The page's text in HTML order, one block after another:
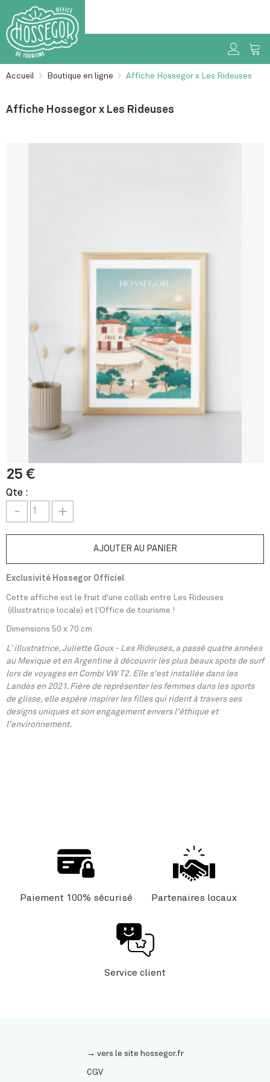
Accueil > Boutique en ligne > Affiche Hossegor x Les Rideuses
Affiche Hossegor x Les Rideuses
25 €
Qte :
- +
Exclusivité Hossegor Officiel
Cette affiche est le fruit d'une collab entre Les Rideuses
(illustratrice locale) et l'Office de tourisme !
Dimensions 50 x 70 cm
L’illustratrice, Juliette Goux - Les Rideuses, a passé quatre années
au Mexique et en Argentine à découvrir les plus beaux spots de surf
lors de voyages en Combi VW T2. Elle s'est installée dans les
Landes en 2021. Fière de représenter les femmes dans les sports
de glisse, elle espère inspirer les filles qui rident à travers ses
designs uniques et son engagement envers l'éthique et
l'environnement.
Paiement 100% sécurisé Partenaires locaux
Service client
→ vers le site hossegor.fr
CGV